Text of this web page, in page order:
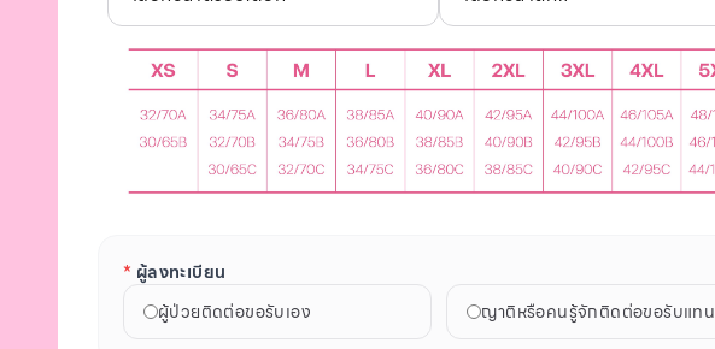
* ผู้ลงทะเบียน
ผู้ป่วยติดต่อขอรับเอง
ญาติหรือคนรู้จักติดต่อขอรับแทน